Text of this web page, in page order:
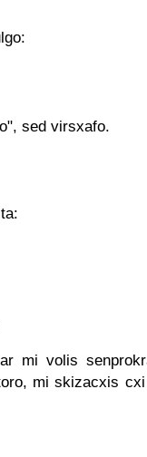
sed virsxafo.
mi volis
mi skizacxis